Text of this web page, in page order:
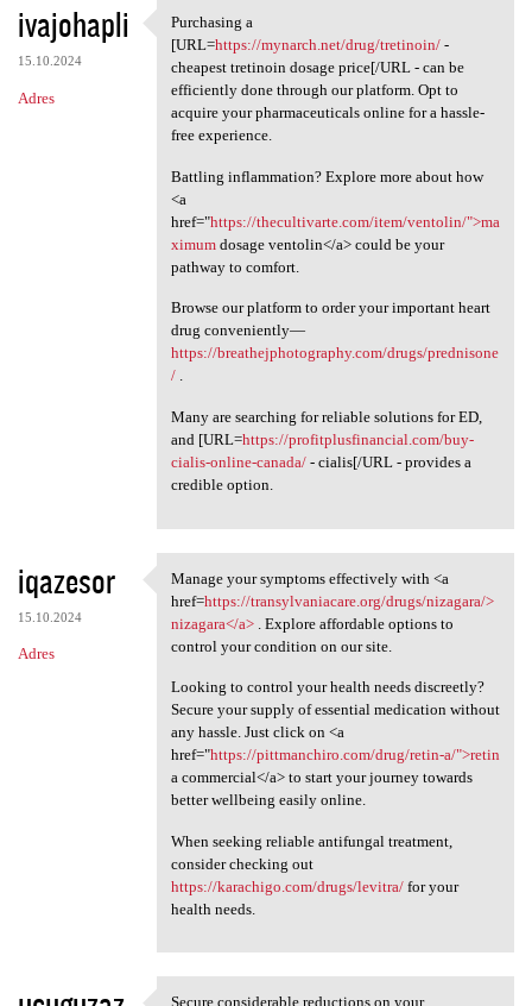
ivajohapli
15.10.2024
Adres
Purchasing a [URL=https:/
Purchasing a
[URL=https://mynarch.net/drug/tretinoin/-
cheapest tretinoin dosage price[/URL - can be
efficiently done through our platform. Opt to
acquire your pharmaceuticals online for a hassle-
free experience.
Battling inflammation? Explore more about how
<a
href="https://thecultivarte.com/item/ventolin/">ma
ximumdosage ventolin</a> could be your
pathway to comfort.
Browse our platform to order your important heart
drug conveniently—
https://breathejphotography.com/drugs/prednisone
/.
Many are searching for reliable solutions for ED,
and [URL=https://profitplusfinancial.com/buy-
cialis-online-canada/- cialis[/URL - provides a
credible option.
iqazesor
15.10.2024
Adres
Manage your symptoms
Manage your symptoms effectively with <a
href=https://transylvaniacare.org/drugs/nizagara/>
nizagara</a>. Explore affordable options to
control your condition on our site.
Looking to control your health needs discreetly?
Secure your supply of essential medication without
any hassle. Just click on <a
href="https://pittmanchiro.com/drug/retin-a/">retin
a commercial</a> to start your journey towards
better wellbeing easily online.
When seeking reliable antifungal treatment,
consider checking out
https://karachigo.com/drugs/levitra/for your
health needs.
Secure considerable reductions on your